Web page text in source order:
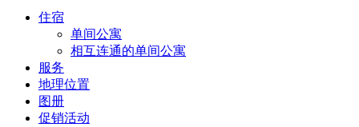
住宿
单间公寓
相互连通的单间公寓
服务
地理位置
图册
促销活动